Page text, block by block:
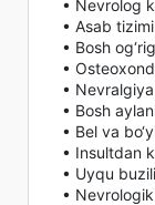
• Nevrolog
• Asab
• Bosh
•
•
• Bosh
• Bel va
• Insultdan
• Uyqu
•